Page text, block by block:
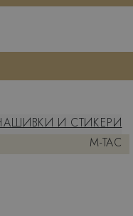
И СТИКЕРИ
M-TAC